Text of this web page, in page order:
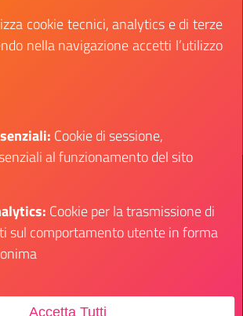
16 ottobre 2025
cookie tecnici, analytics e di terze
nella navigazione accetti l’utilizzo
Cookie di sessione,
al funzionamento del sito
Cookie per la trasmissione di
sul comportamento utente in forma
Accetta Tutti